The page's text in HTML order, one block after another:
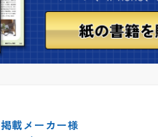
掲載メーカー様